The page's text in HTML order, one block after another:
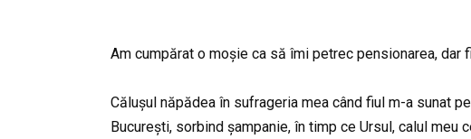
Am cumpărat o moșie ca să îmi petrec pensionarea, dar
Călușul năpădea în sufrageria mea când fiul m-a sunat
București, sorbind șampanie, în timp ce Ursul, calul